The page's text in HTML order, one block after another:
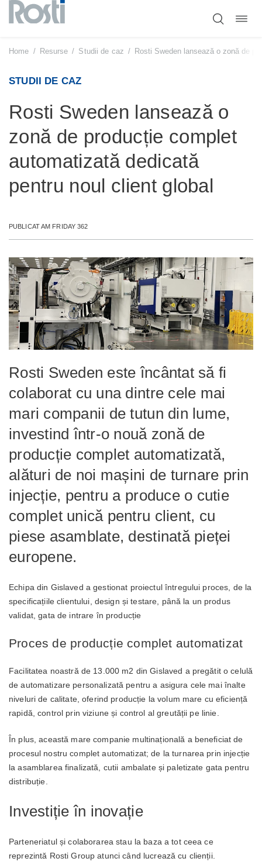
Sari
conținut
Home / Resurse / Studii de caz / Rosti Sweden lansează o zonă de
STUDII DE CAZ
Rosti Sweden lansează o
zonă de producție complet
automatizată dedicată
pentru noul client global
PUBLICAT AM FRIDAY 362
Rosti Sweden este încântat să fi
colaborat cu una dintre cele mai
mari companii de tutun din lume,
investind într-o nouă zonă de
producție complet automatizată,
alături de noi mașini de turnare prin
injecție, pentru a produce o cutie
complet unică pentru client, cu
piese asamblate, destinată pieței
europene.
Echipa din Gislaved a gestionat proiectul întregului proces, de la
specificațiile clientului, design și testare, până la un produs
validat, gata de intrare în producție
Proces de producție complet automatizat
Facilitatea noastră de 13.000 m2 din Gislaved a pregătit o celulă
de automatizare personalizată pentru a asigura cele mai înalte
niveluri de calitate, oferind producție la volum mare cu eficiență
rapidă, control prin viziune și control al greutății pe linie.
În plus, această mare companie multinațională a beneficiat de
procesul nostru complet automatizat; de la turnarea prin injecție
la asamblarea finalizată, cutii ambalate și paletizate gata pentru
distribuție.
Investiție în inovație
Parteneriatul și colaborarea stau la baza a tot ceea ce
reprezintă Rosti Group atunci când lucrează cu clienții.